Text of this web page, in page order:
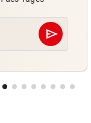
send
Abschicken